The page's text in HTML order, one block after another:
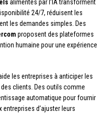
alimentés par l’IA transforment
24/7, réduisent les
les demandes simples. Des
proposent des plateformes
humaine pour une expérience
les entreprises à anticiper les
clients. Des outils comme
automatique pour fournir
d’ajuster leurs